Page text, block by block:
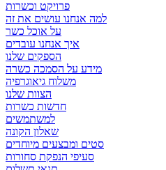
פרויקט וכשרות
למה אנחנו עושים את זה
על אוכל כשר
איך אנחנו עובדים
הספקים שלנו
מידע על הסמכה כשרה
משלוח גיאוגרפיה
הצוות שלנו
חדשות כשרות
למשתמשים
שאלון הקונה
סטים ומבצעים מיוחדים
סעיפי הנפקת סחורות